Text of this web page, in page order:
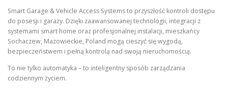
Smart Garage & Vehicle Access Systems to przyszłość kontroli dostępu
do posesji i garaży. Dzięki zaawansowanej technologii, integracji z
systemami smart home oraz profesjonalnej instalacji, mieszkańcy
Sochaczew, Mazowieckie, Poland mogą cieszyć się wygodą,
bezpieczeństwem i pełną kontrolą nad swoją nieruchomością.
To nie tylko automatyka – to inteligentny sposób zarządzania
codziennym życiem.